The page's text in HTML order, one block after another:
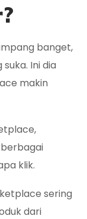
banget,
Ini dia
makin
klik.
sering
dari